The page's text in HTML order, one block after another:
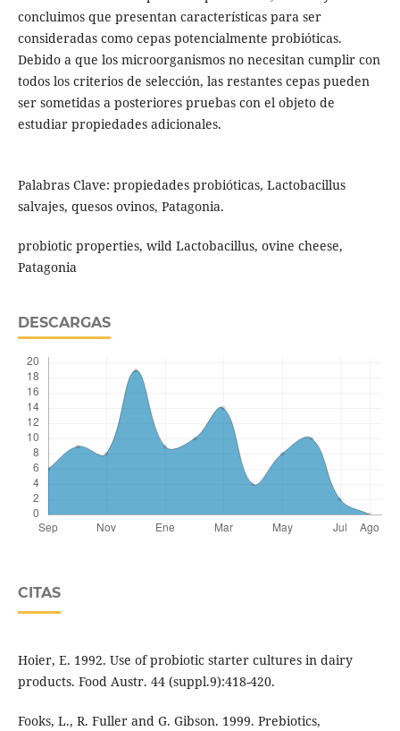
concluimos que presentan características para ser
consideradas como cepas potencialmente probióticas.
Debido a que los microorganismos no necesitan cumplir con
todos los criterios de selección, las restantes cepas pueden
ser sometidas a posteriores pruebas con el objeto de
estudiar propiedades adicionales.
Palabras Clave: propiedades probióticas, Lactobacillus
salvajes, quesos ovinos, Patagonia.
probiotic properties, wild Lactobacillus, ovine cheese,
Patagonia
DESCARGAS
CITAS
Hoier, E. 1992. Use of probiotic starter cultures in dairy
products. Food Austr. 44 (suppl.9):418-420.
Fooks, L., R. Fuller and G. Gibson. 1999. Prebiotics,